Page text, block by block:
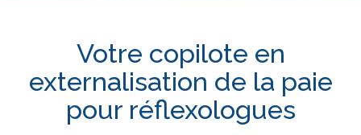
Votre copilote en
externalisation de la paie
pour réflexologues